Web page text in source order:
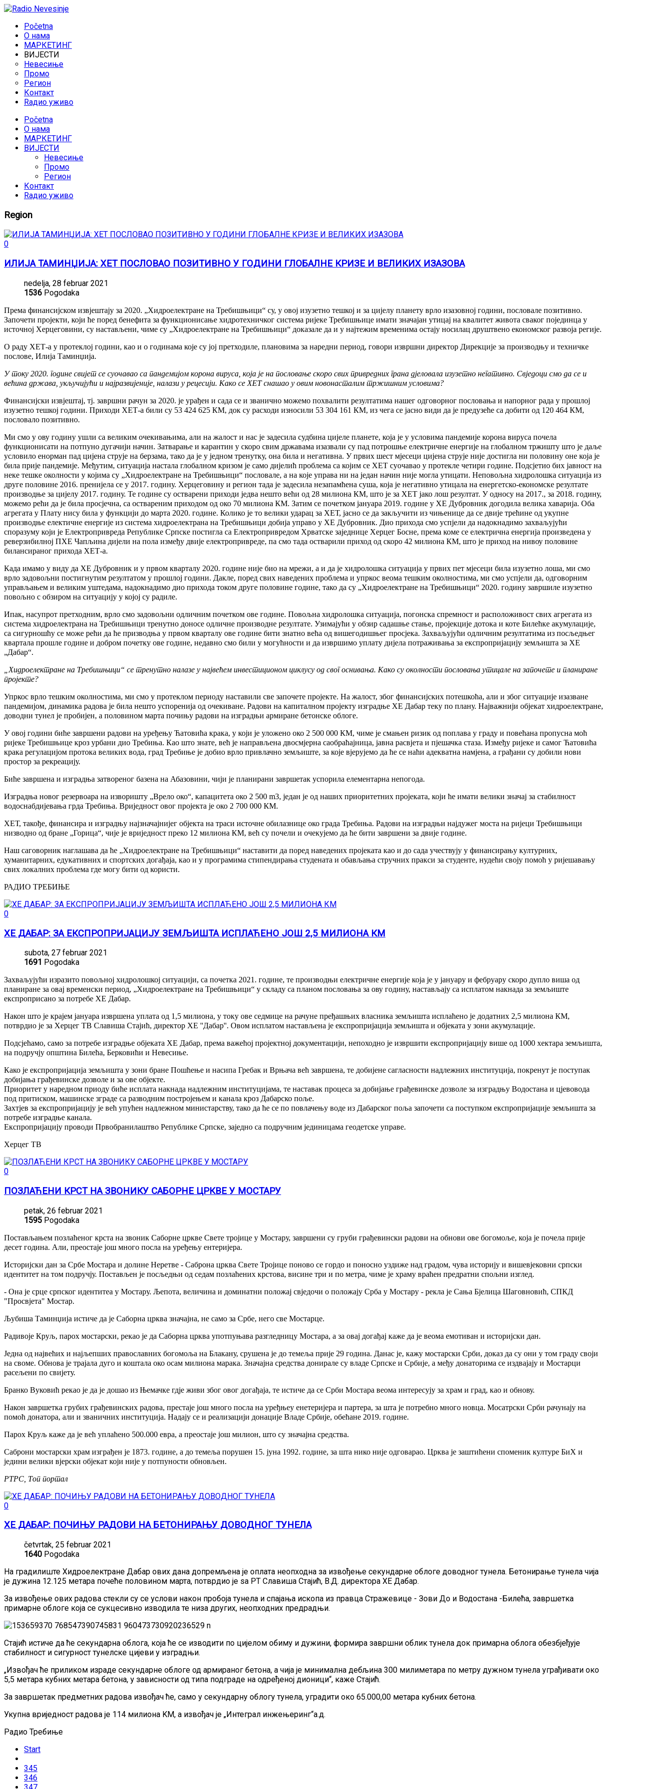
Početna
O нама
МАРКЕТИНГ
ВИЈЕСТИ
Невесиње
Промо
Регион
Контакт
Rадио уживо
Početna
O нама
МАРКЕТИНГ
ВИЈЕСТИ
Невесиње
Промо
Регион
Контакт
Rадио уживо
Region
0
ИЛИЈА ТАМИНЏИЈА: ХЕТ ПОСЛОВАО ПОЗИТИВНО У ГОДИНИ ГЛОБАЛНЕ КРИЗЕ И ВЕЛИКИХ ИЗАЗОВА
nedelja, 28 februar 2021
1536 Pogodaka
Према финансијском извjештају за 2020. „Хидроелектране на Требишњици“ су, у овој изузетно тешкој и за цијелу планету врло изазовној години, пословале позитивно.
Започети пројекти, који ће поред бенефита за функционисање хидротехничког система ријеке Требишњице имати значајан утицај на квалитет живота сваког појединца у
источној Херцеговини, су настављени, чиме су „Хидроелектране на Требишњици“ доказале да и у најтежим временима остају носилац друштвено економског развоја регије.
О раду ХЕТ-а у протеклој години, као и о годинама које су јој претходиле, плановима за наредни период, говори извршни директор Дирекције за производњу и техничке
послове, Илија Таминџија.
У току 2020. године свијет се суочавао са пандемијом корона вируса, која је на пословање скоро свих привредних грана дјеловала изузетно негативно. Свједоци смо да се и
већина држава, укључијући и најразвијеније, налази у рецесији. Како се ХЕТ снашао у овим новонастaлим тржишним условима?
Финансијски извјештај, тј. завршни рачун за 2020. је урађен и сада се и званично можемо похвалити резултатима нашег одговорног пословања и напорног рада у прошлој
изузетно тешкој години. Приходи ХЕТ-а били су 53 424 625 КМ, док су расходи износили 53 304 161 КМ, из чега се јасно види да је предузеће са добити од 120 464 КМ,
пословало позитивно.
Ми смо у ову годину ушли са великим очекивањима, али на жалост и нас је задесила судбина цијеле планете, која је у условима пандемије корона вируса почела
функционисати на потпуно дугачији начин. Затварање и карантин у скоро свим државама изазвали су пад потрошње електричне енергије на глобалном тржишту што је даље
условило енорман пад цијена струје на берзама, тако да је у једном тренутку, она била и негативна. У првих шест мјесеци цијена струје није достигла ни половину оне која је
била прије пандемије. Међутим, ситуација настала глобалном кризом је само дијелић проблема са којим се ХЕТ суочавао у протекле четири године. Подсјетио бих јавност на
неке тешке околности у којима су „Хидроелектране на Требишњици“ пословале, а на које управа ни на један начин није могла утицати. Неповољна хидролошка ситуација из
друге половине 2016. пренијела се у 2017. годину. Херцеговину и регион тада је задесила незапамћена суша, која је негативно утицала на енергетско-економске резултате
производње за цијелу 2017. годину. Те године су остварени приходи једва нешто већи од 28 милиона КМ, што је за ХЕТ јако лош резултат. У односу на 2017., за 2018. годину,
можемо рећи да је била просјечна, са оствареним приходом од око 70 милиона КМ. Затим се почетком јануара 2019. године у ХЕ Дубровник догодила велика хаварија. Оба
агрегата у Плату нису била у функцији до марта 2020. године. Колико је то велики ударац за ХЕТ, јасно се да закључити из чињенице да се двије трећине од укупне
производње електичне енергије из система хидроелектрана на Требишњици добија управо у ХЕ Дубровник. Дио прихода смо успјели да надокнадимо захваљујући
споразуму који је Електропривреда Републике Српске постигла са Електропривредом Хрватске заједнице Херцег Босне, према коме се електрична енергија произведена у
реверзибилној ПХЕ Чапљина дијели на пола између двије електропривреде, па смо тада остварили приход од скоро 42 милиона КМ, што је приход на нивоу половине
билансираног прихода ХЕТ-а.
Када имамо у виду да ХЕ Дубровник и у првом кварталу 2020. године није био на мрежи, а и да је хидролошка ситуација у првих пет мјесеци била изузетно лоша, ми смо
врло задовољни постигнутим резултатом у прошлој години. Дакле, поред свих наведених проблема и упркос веома тешким околностима, ми смо успјели да, одговорним
управљањем и великим уштедама, надокнадимо дио прихода током друге половине године, тако да су „Хидроелектране на Требишњици“ 2020. годину завршиле изузетно
повољно с обзиром на ситуацију у којој су радиле.
Ипак, насупрот претходним, врло смо задовољни одличним почетком ове године. Повољна хидролошка ситуација, погонска спремност и расположивост свих агрегата из
система хидроелектрана на Требишњици тренутно доносе одличне производне резултате. Узимајући у обзир садашње стање, пројекције дотока и коте Билећке акумулације,
са сигурношћу се може рећи да ће призводња у првом кварталу ове године бити знатно већа од вишегодишњег просјека. Захваљујући одличним резултатима из посљедњег
квартала прошле године и добром почетку ове године, недавно смо били у могућности и да извршимо уплату дијела потраживања за експропријацију земљишта за ХЕ
„Дабар“.
„Хидроелектране на Требишњици“ се тренутно налазе у највећем инвестиционом циклусу од свог оснивања. Како су околности пословања утицале на започете и планиране
пројекте­?
Упркос врло тешким околностима, ми смо у протеклом периоду наставили све започете пројекте. На жалост, због финансијских потешкоћа, али и због ситуације изазване
пандемијом, динамика радова је била нешто успоренија од очекиване. Радови на капиталном пројекту изградње ХЕ Дабар теку по плану. Најважнији објекат хидроелектране,
доводни тунел је пробијен, а половином марта почињу радови на изградњи армиране бетонске облоге.
У овој години биће завршени радови на уређењу Ћатовића крака, у који је уложено око 2 500 000 КМ, чиме је смањен ризик од поплава у граду и повећана пропусна моћ
ријеке Требишњице кроз урбани дио Требиња. Као што знате, већ је направљена двосмјерна саобраћајница, јавна расвјета и пјешачка стаза. Између ријеке и самог Ћатовића
крака регулацијом протока великих вода, град Требиње је добио врло привлачно земљиште, за које вјерујемо да ће се наћи адекватна намјена, а грађани су добили нови
простор за рекреацију.
Биће завршена и изградња затвореног базена на Абазовини, чији је планирани завршетак успорила елементарна непогода.
Изградња новог резервоара на изворишту „Врело око“, капацитета око 2 500 m3, један је од наших приоритетних пројеката, који ће имати велики значај за стабилност
водоснабдијевања грда Требиња. Вриједност овог пројекта је око 2 700 000 КМ.
ХЕТ, такође, финансира и изградњу најзначајнијег објекта на траси источне обилазнице око града Требиња. Радови на изградњи најдужег моста на ријеци Требишњици
низводно од бране „Горица“, чије је вриједност преко 12 милиона КМ, већ су почели и очекујемо да ће бити завршени за двије године.
Наш саговорник наглашава да ће „Хидроелектране на Требишњици“ наставити да поред наведених пројеката као и до сада учествују у финансирању културних,
хуманитарних, едукативних и спортских догађаја, као и у програмима стипендирања студената и обављања стручних пракси за студенте, нудећи своју помоћ у ријешавању
свих локалних проблема где могу бити од користи.
РАДИО ТРЕБИЊЕ
0
ХЕ ДАБАР: ЗА ЕКСПРОПРИЈАЦИЈУ ЗЕМЉИШТА ИСПЛАЋЕНО ЈОШ 2,5 МИЛИОНА КМ
subota, 27 februar 2021
1691 Pogodaka
Захваљујући изразито повољној хидролошкој ситуацији, са почетка 2021. године, те производњи електричне енергије која је у јануару и фебруару скоро дупло виша од
планиране за овај временски период, „Хидроелектране на Требишњици“ у складу са планом пословања за ову годину, настављају са исплатом накнада за земљиште
експроприсано за потребе ХЕ Дабар.
Након што је крајем јануара извршена уплата од 1,5 милиона, у току ове седмице на рачуне пређашњих власника земљишта исплаћено је додатних 2,5 милиона КМ,
потврдио је за Херцег ТВ Славиша Стајић, директор ХЕ ''Дабар''. Овом исплатом настављена је експропријација земљишта и објеката у зони акумулације.
Подсјећамо, само за потребе изградње објеката ХЕ Дабар, према важећој пројектној документацији, непоходно је извршити експропријацију више од 1000 хектара земљишта,
на подручју општина Билећа, Берковићи и Невесиње.
Како је експропријација земљишта у зони бране Пошћење и насипа Гребак и Врњача већ завршена, те добијене сагласности надлежних институција, покренут је поступак
добијања грађевинске дозволе и за ове објекте.
Приоритет у наредном приоду биће исплата накнада надлежним институцијама, те наставак процеса за добијање грађевинске дозволе за изградњу Водостана и цјевовода
под притиском, машинске зграде са разводним постројењем и канала кроз Дабарско поље.
Захтјев за експропријацију је већ упућен надлежном министарству, тако да ће се по повлачењу воде из Дабарског поља започети са поступком експропријације земљишта за
потребе изградње канала.
Експропријацију проводи Првобранилаштво Републике Српске, заједно са подручним јединицама геодетске управе.
Херцег ТВ
0
ПОЗЛАЋЕНИ КРСТ НА ЗВОНИКУ САБОРНЕ ЦРКВЕ У МОСТАРУ
petak, 26 februar 2021
1595 Pogodaka
Постављањем позлаћеног крста на звоник Саборне цркве Свете тројице у Мостару, завршени су груби грађевински радови на обнови ове богомоље, која је почела прије
десет година. Али, преостаје још много посла на уређењу ентеријера.
Историјски дан за Србе Мостара и долине Неретве - Саброна црква Свете Тројице поново се гордо и поносно уздиже над градом, чува историју и вишевјековни српски
идентитет на том подручју. Постављен је посљедњи од седам позлаћених крстова, висине три и по метра, чиме је храму враћен предратни спољни изглед.
- Она је срце српског идентитеа у Мостару. Љепота, величина и доминатни положај свједочи о положају Срба у Мостару - рекла је Сања Бјелица Шаговновић, СПКД
"Просвјета" Мостар.
Љубиша Таминџија истиче да је Саборна црква значајна, не само за Србе, него све Мостарце.
Радивоје Круљ, парох мостарски, рекао је да Саборна црква употпуњава разгледницу Мостара, а за овај догађај каже да је веома емотиван и историјски дан.
Једна од највећих и најљепших православних богомоља на Блакану, срушена је до темеља прије 29 година. Данас је, кажу мостарски Срби, доказ да су они у том граду своји
на своме. Обнова је трајала дуго и коштала око осам милиона марака. Значајна средства донирале су владе Српске и Србије, а међу донаторима се издвајају и Мостарци
расељени по свијету.
Бранко Вуковић рекао је да је дошао из Њемачке гдје живи због овог догађаја, те истиче да се Срби Мостара веома интересују за храм и град, као и обнову.
Након завршетка грубих грађевинских радова, престаје још много посла на уређњеу енетеријера и партера, за шта је потребно много новца. Мосатрски Срби рачунају на
помоћ донатора, али и званичних институција. Надају се и реализацији донације Владе Србије, обећане 2019. године.
Парох Круљ каже да је већ уплаћено 500.000 евра, а преостаје још милион, што су значајна средства.
Саброни мостарски храм изграђен је 1873. године, а до темеља порушен 15. јуна 1992. године, за шта нико није одговарао. Црква је заштићени споменик културе БиХ и
једини велики вјерски објекат који није у потпуности обновљен.
РТРС, Топ портал
0
ХЕ ДАБАР: ПОЧИЊУ РАДОВИ НА БЕТОНИРАЊУ ДОВОДНОГ ТУНЕЛА
četvrtak, 25 februar 2021
1640 Pogodaka
На градилиште Хидроелектране Дабар ових дана допремљена је оплата неопходна за извођење секундарне облоге доводног тунела. Бетонирање тунела чија
је дужина 12.125 метара почеће половином марта, потврдио је ѕа РТ Славиша Стајић, В.Д. директора ХЕ Дабар.
За извођење ових радова стекли су се услови након пробоја тунела и спајања ископа из правца Стражевице - Зови До и Водостана -Билећа, завршетка
примарне облоге која се сукцесивно изводила те низа других, неопходних предрадњи.
Стајић истиче да ће секундарна облога, која ће се изводити по цијелом обиму и дужини, формира завршни облик тунела док примарна облога обезбјеђује
стабилност и сигурност тунелске цијеви у изградњи.
„Извођач ће приликом израде секундарне облоге од армираног бетона, а чија је минимална дебљина 300 милиметара по метру дужном тунела уграђивати око
5,5 метара кубних метара бетона, у зависности од типа подграде на одређеној дионици“, каже Стајић.
За завршетак предметних радова извођач ће, само у секундарну облогу тунела, уградити око 65.000,00 метара кубних бетона.
Укупна вриједност радова је 114 милиона KМ, а извођач је „Интеграл инжењеринг“а.д.
Радио Требиње
Start
345
346